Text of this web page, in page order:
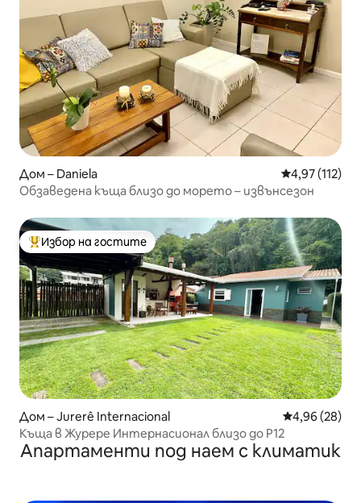
Дом – Daniela Средна
4,97 (112)
Обзаведена къща близо до морето – извънсезон
Най-популярен избор на гостите
Избор на гостите
Дом – Jurerê Internacional Средна
4,96 (28)
Къща в Журере Интернасионал близо до P12
Апартаменти под наем с климатик